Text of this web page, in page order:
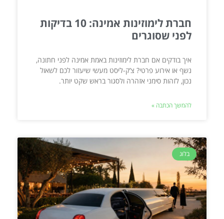
חברת לימוזינות אמינה: 10 בדיקות
לפני שסוגרים
איך בודקים אם חברת לימוזינות באמת אמינה לפני חתונה,
נשף או אירוע פרטי? צ’ק-ליסט מעשי שיעזור לכם לשאול
נכון, לזהות סימני אזהרה ולסגור בראש שקט יותר.
להמשך הכתבה »
בלוג